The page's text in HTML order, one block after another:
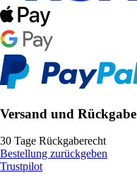
Versand und Rückgabe
30 Tage Rückgaberecht
Bestellung zurückgeben
Trustpilot